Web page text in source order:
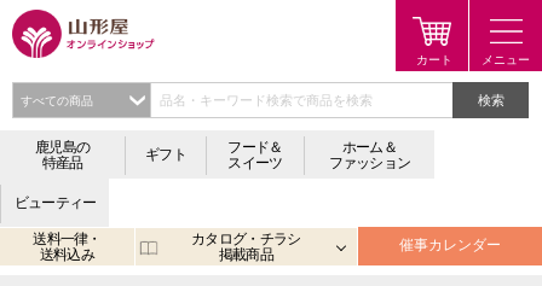
検索
鹿児島の
特産品
ギフト
フード＆
スイーツ
ホーム＆
ファッション
ビューティー
送料一律・
送料込み
カタログ・チラシ
掲載商品
催事カレンダー